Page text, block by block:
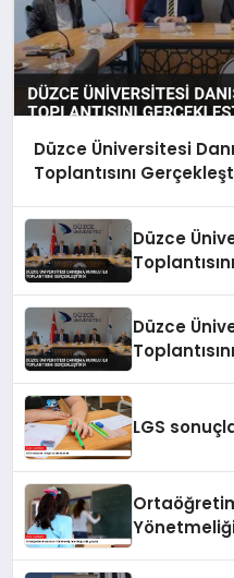
Düzce Üniversitesi
Toplantısını
Düzce
Düzce
LGS